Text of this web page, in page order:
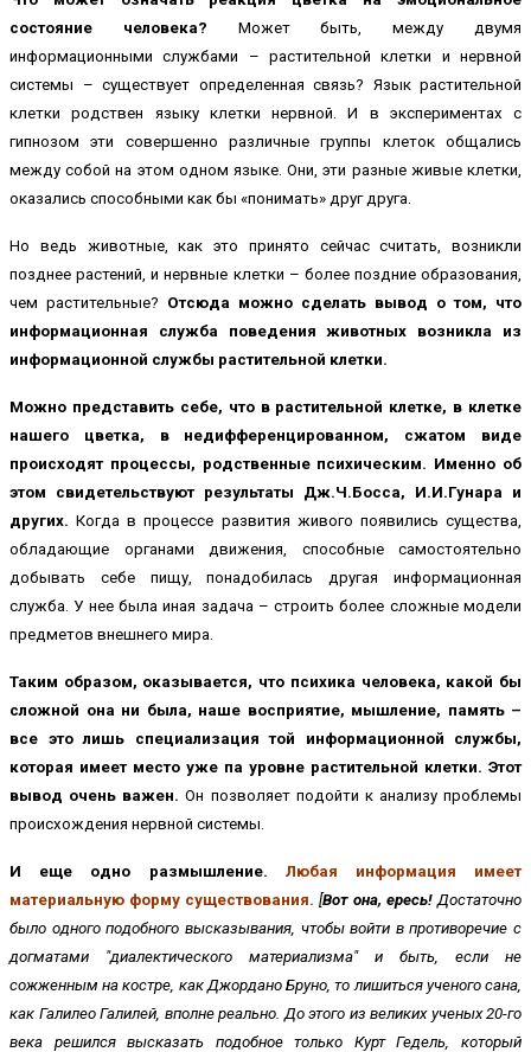
состояние человека? Может быть, между двумя
информационными службами – растительной клетки и нервной
системы – существует определенная связь? Язык растительной
клетки родствен языку клетки нервной. И в экспериментах с
гипнозом эти совершенно различные группы клеток общались
между собой на этом одном языке. Они, эти разные живые клетки,
оказались способными как бы «понимать» друг друга.
Но ведь животные, как это принято сейчас считать, возникли
позднее растений, и нервные клетки – более поздние образования,
чем растительные? Отсюда можно сделать вывод о том, что
информационная служба поведения животных возникла из
информационной службы растительной клетки.
Можно представить себе, что в растительной клетке, в клетке
нашего цветка, в недифференцированном, сжатом виде
происходят процессы, родственные психическим. Именно об
этом свидетельствуют результаты Дж.Ч.Босса, И.И.Гунара и
других. Когда в процессе развития живого появились существа,
обладающие органами движения, способные самостоятельно
добывать себе пищу, понадобилась другая информационная
служба. У нее была иная задача – строить более сложные модели
предметов внешнего мира.
Таким образом, оказывается, что психика человека, какой бы
сложной она ни была, наше восприятие, мышление, память –
все это лишь специализация той информационной службы,
которая имеет место уже па уровне растительной клетки. Этот
вывод очень важен. Он позволяет подойти к анализу проблемы
происхождения нервной системы.
И еще одно размышление. Любая информация имеет
материальную форму существования. [Вот она, ересь! Достаточно
было одного подобного высказывания, чтобы войти в противоречие с
догматами "диалектического материализма" и быть, если не
сожженным на костре, как Джордано Бруно, то лишиться ученого сана,
как Галилео Галилей, вполне реально. До этого из великих ученых 20-го
века решился высказать подобное только Курт Гедель, который